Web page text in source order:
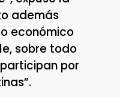
además
económico
sobre todo
por